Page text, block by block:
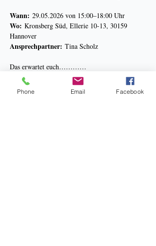
Wann: 29.05.2026 von 15:00–18:00 Uhr
Wo: Kronsberg Süd, Ellerie 10-13, 30159
Hannover
Ansprechpartner: Tina Scholz
Das erwartet euch…………
Mehr anzeigen
Phone Email Facebook